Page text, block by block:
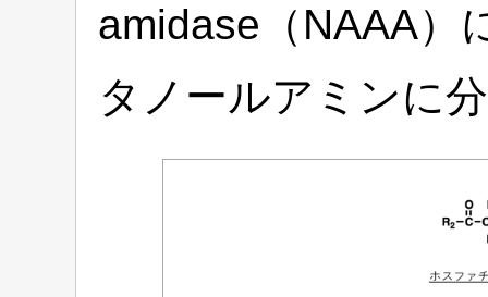
amidase（NAAA）
タノールアミンに